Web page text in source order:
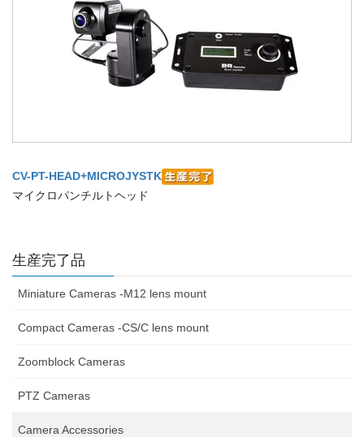
CV-PT-HEAD+MICROJYSTK
マイクロパンチルトヘッド
生産完了品
Miniature Cameras -M12 lens mount
Compact Cameras -CS/C lens mount
Zoomblock Cameras
PTZ Cameras
Camera Accessories